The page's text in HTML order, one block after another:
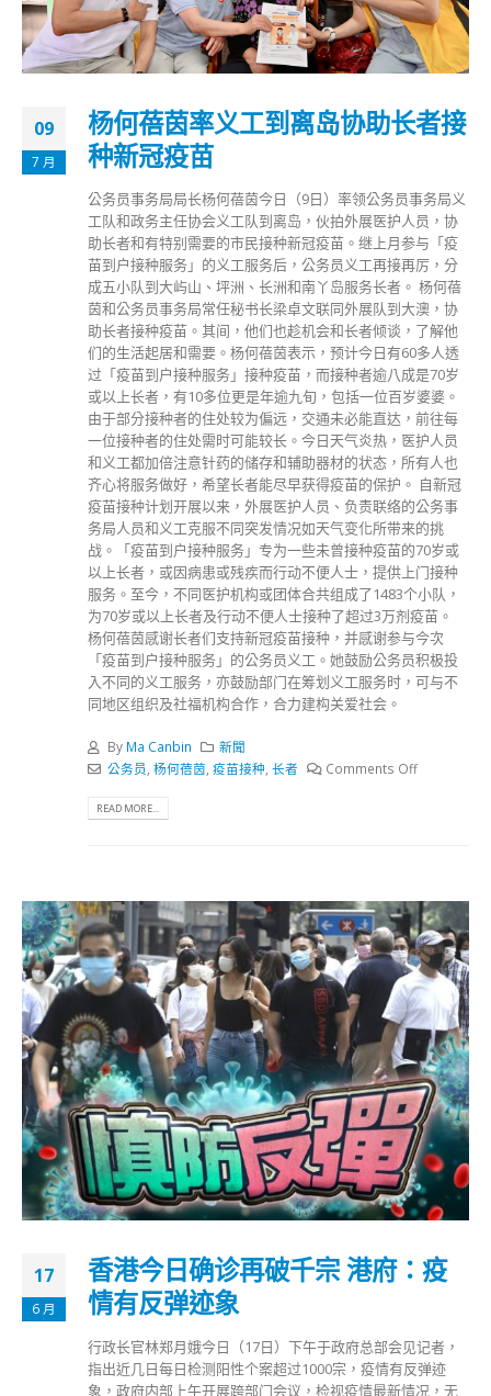
09
7 月
杨何蓓茵率义工到离岛协助长者接
种新冠疫苗
公务员事务局局长杨何蓓茵今日（9日）率领公务员事务局义
工队和政务主任协会义工队到离岛，伙拍外展医护人员，协
助长者和有特别需要的市民接种新冠疫苗。继上月参与「疫
苗到户接种服务」的义工服务后，公务员义工再接再厉，分
成五小队到大屿山、坪洲、长洲和南丫岛服务长者。 杨何蓓
茵和公务员事务局常任秘书长梁卓文联同外展队到大澳，协
助长者接种疫苗。其间，他们也趁机会和长者倾谈，了解他
们的生活起居和需要。杨何蓓茵表示，预计今日有60多人透
过「疫苗到户接种服务」接种疫苗，而接种者逾八成是70岁
或以上长者，有10多位更是年逾九旬，包括一位百岁婆婆。
由于部分接种者的住处较为偏远，交通未必能直达，前往每
一位接种者的住处需时可能较长。今日天气炎热，医护人员
和义工都加倍注意针药的储存和辅助器材的状态，所有人也
齐心将服务做好，希望长者能尽早获得疫苗的保护。 自新冠
疫苗接种计划开展以来，外展医护人员、负责联络的公务事
务局人员和义工克服不同突发情况如天气变化所带来的挑
战。「疫苗到户接种服务」专为一些未曾接种疫苗的70岁或
以上长者，或因病患或残疾而行动不便人士，提供上门接种
服务。至今，不同医护机构或团体合共组成了1483个小队，
为70岁或以上长者及行动不便人士接种了超过3万剂疫苗。
杨何蓓茵感谢长者们支持新冠疫苗接种，并感谢参与今次
「疫苗到户接种服务」的公务员义工。她鼓励公务员积极投
入不同的义工服务，亦鼓励部门在筹划义工服务时，可与不
同地区组织及社福机构合作，合力建构关爱社会。
By Ma Canbin
新聞
公务员 杨何蓓茵 疫苗接种 长者 Comments Off
READ MORE...
17
6 月
香港今日确诊再破千宗 港府：疫
情有反弹迹象
行政长官林郑月娥今日（17日）下午于政府总部会见记者，
指出近几日每日检测阳性个案超过1000宗，疫情有反弹迹
象，政府内部上午开展跨部门会议，检视疫情最新情况，无